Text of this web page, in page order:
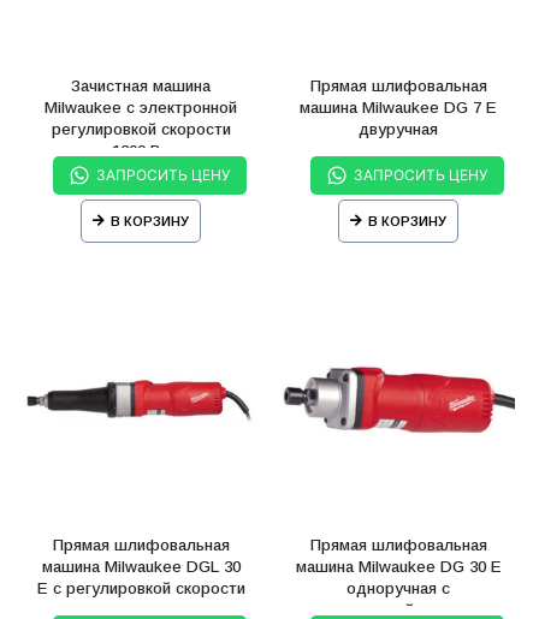
Зачистная машина
Milwaukee с электронной
регулировкой скорости
1200 Вт
ЗАПРОСИТЬ ЦЕНУ
В КОРЗИНУ
Прямая шлифовальная
машина Milwaukee DG 7 E
двуручная
ЗАПРОСИТЬ ЦЕНУ
В КОРЗИНУ
Прямая шлифовальная
машина Milwaukee DGL 30
E с регулировкой скорости
Прямая шлифовальная
машина Milwaukee DG 30 E
одноручная с
регулировкой скорости